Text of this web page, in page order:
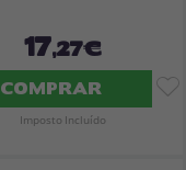
17,27€
COMPRAR
Imposto Incluído